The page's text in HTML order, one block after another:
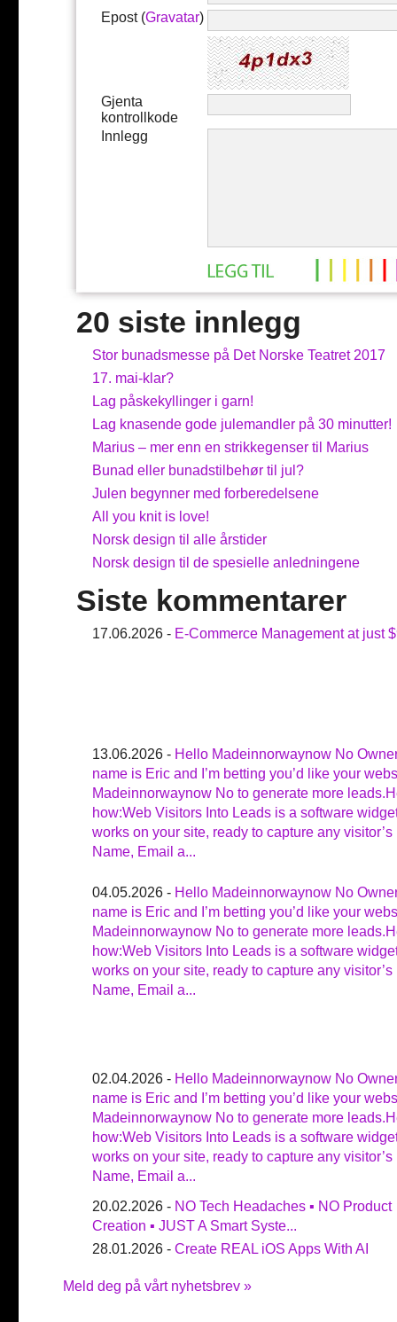
Epost (Gravatar)
Gjenta
kontrollkode
Innlegg
20 siste innlegg
Stor bunadsmesse på Det Norske Teatret 2017
17. mai-klar?
Lag påskekyllinger i garn!
Lag knasende gode julemandler på 30 minutter!
Marius – mer enn en strikkegenser til Marius
Bunad eller bunadstilbehør til jul?
Julen begynner med forberedelsene
All you knit is love!
Norsk design til alle årstider
Norsk design til de spesielle anledningene
Siste kommentarer
17.06.2026 - E-Commerce Management at just
13.06.2026 - Hello Madeinnorwaynow No
name is Eric and I’m betting you’d like your
Madeinnorwaynow No to generate more
how:Web Visitors Into Leads is a software
works on your site, ready to capture any visitor’s
Name, Email a...
04.05.2026 - Hello Madeinnorwaynow No
name is Eric and I’m betting you’d like your
Madeinnorwaynow No to generate more
how:Web Visitors Into Leads is a software
works on your site, ready to capture any visitor’s
Name, Email a...
02.04.2026 - Hello Madeinnorwaynow No
name is Eric and I’m betting you’d like your
Madeinnorwaynow No to generate more
how:Web Visitors Into Leads is a software
works on your site, ready to capture any visitor’s
Name, Email a...
20.02.2026 - NO Tech Headaches ▪ NO Product
Creation ▪ JUST A Smart Syste...
28.01.2026 - Create REAL iOS Apps With AI
Meld deg på vårt nyhetsbrev »